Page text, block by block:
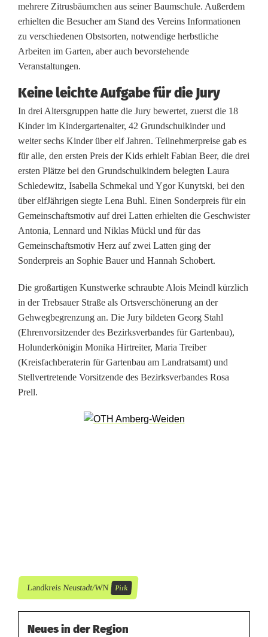
a
t
t
n
s
c
h
m
ü
c
k
e
n
i
n
P
i
e
b
mehrere Zitrusbäumchen aus seiner Baumschule. Außerdem
erhielten die Besucher am Stand des Vereins Informationen
zu verschiedenen Obstsorten, notwendige herbstliche
Arbeiten im Garten, aber auch bevorstehende
Veranstaltungen.
Keine leichte Aufgabe für die Jury
In drei Altersgruppen hatte die Jury bewertet, zuerst die 18
Kinder im Kindergartenalter, 42 Grundschulkinder und
weiter sechs Kinder über elf Jahren. Teilnehmerpreise gab es
für alle, den ersten Preis der Kids erhielt Fabian Beer, die drei
ersten Plätze bei den Grundschulkindern belegten Laura
Schledewitz, Isabella Schmekal und Ygor Kunytski, bei den
über elfJährigen siegte Lena Buhl. Einen Sonderpreis für ein
Gemeinschaftsmotiv auf drei Latten erhielten die Geschwister
Antonia, Lennard und Niklas Mückl und für das
Gemeinschaftsmotiv Herz auf zwei Latten ging der
Sonderpreis an Sophie Bauer und Hannah Schobert.
Die großartigen Kunstwerke schraubte Alois Meindl kürzlich
in der Trebsauer Straße als Ortsverschönerung an der
Gehwegbegrenzung an. Die Jury bildeten Georg Stahl
(Ehrenvorsitzender des Bezirksverbandes für Gartenbau),
Holunderkönigin Monika Hirtreiter, Maria Treiber
(Kreisfachberaterin für Gartenbau am Landratsamt) und
Stellvertretende Vorsitzende des Bezirksverbandes Rosa
Prell.
Landkreis Neustadt/WN Pirk
Neues in der Region